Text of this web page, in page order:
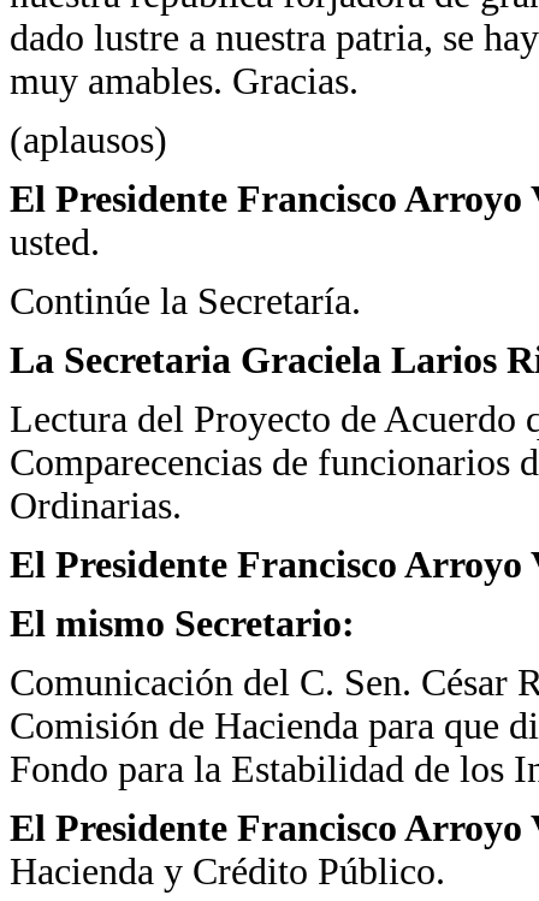
dado lustre a nuestra patria, se
muy amables. Gracias.
(aplausos)
El Presidente Francisco
usted.
Continúe la Secretaría.
La Secretaria Graciela Larios
Lectura del Proyecto de Acuerdo
Comparecencias de funcionarios
Ordinarias.
El Presidente Francisco
El mismo Secretario:
Comunicación del C. Sen. César
Comisión de Hacienda para que
Fondo para la Estabilidad de los
El Presidente Francisco
Hacienda y Crédito Público.